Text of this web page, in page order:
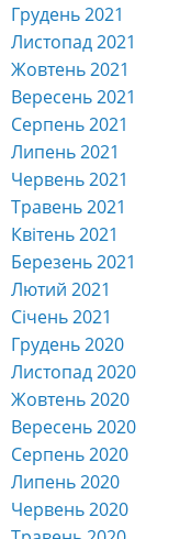
Грудень 2021
Листопад 2021
Жовтень 2021
Вересень 2021
Серпень 2021
Липень 2021
Червень 2021
Травень 2021
Квітень 2021
Березень 2021
Лютий 2021
Січень 2021
Грудень 2020
Листопад 2020
Жовтень 2020
Вересень 2020
Серпень 2020
Липень 2020
Червень 2020